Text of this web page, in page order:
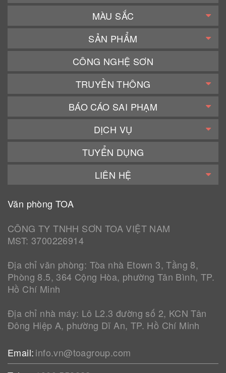
MÀU SẮC
SẢN PHẨM
CÔNG NGHỆ SƠN
TRUYỀN THÔNG
BÁO CÁO SAI PHẠM
DỊCH VỤ
TUYỂN DỤNG
LIÊN HỆ
Văn phòng TOA
CÔNG TY TNHH SƠN TOA VIỆT NAM
MST: 3700226914
Địa chỉ văn phòng: Tòa nhà Etown 3, Tầng 8,
Phòng 8.5, 364 Cộng Hòa, phường Tân Bình, TP.
Hồ Chí Minh
Địa chỉ nhà máy: Lô L2.3 đường số 2, KCN Tân
Đông Hiệp A, phường Dĩ An, TP. Hồ Chí Minh
Email:info.vn@toagroup.com